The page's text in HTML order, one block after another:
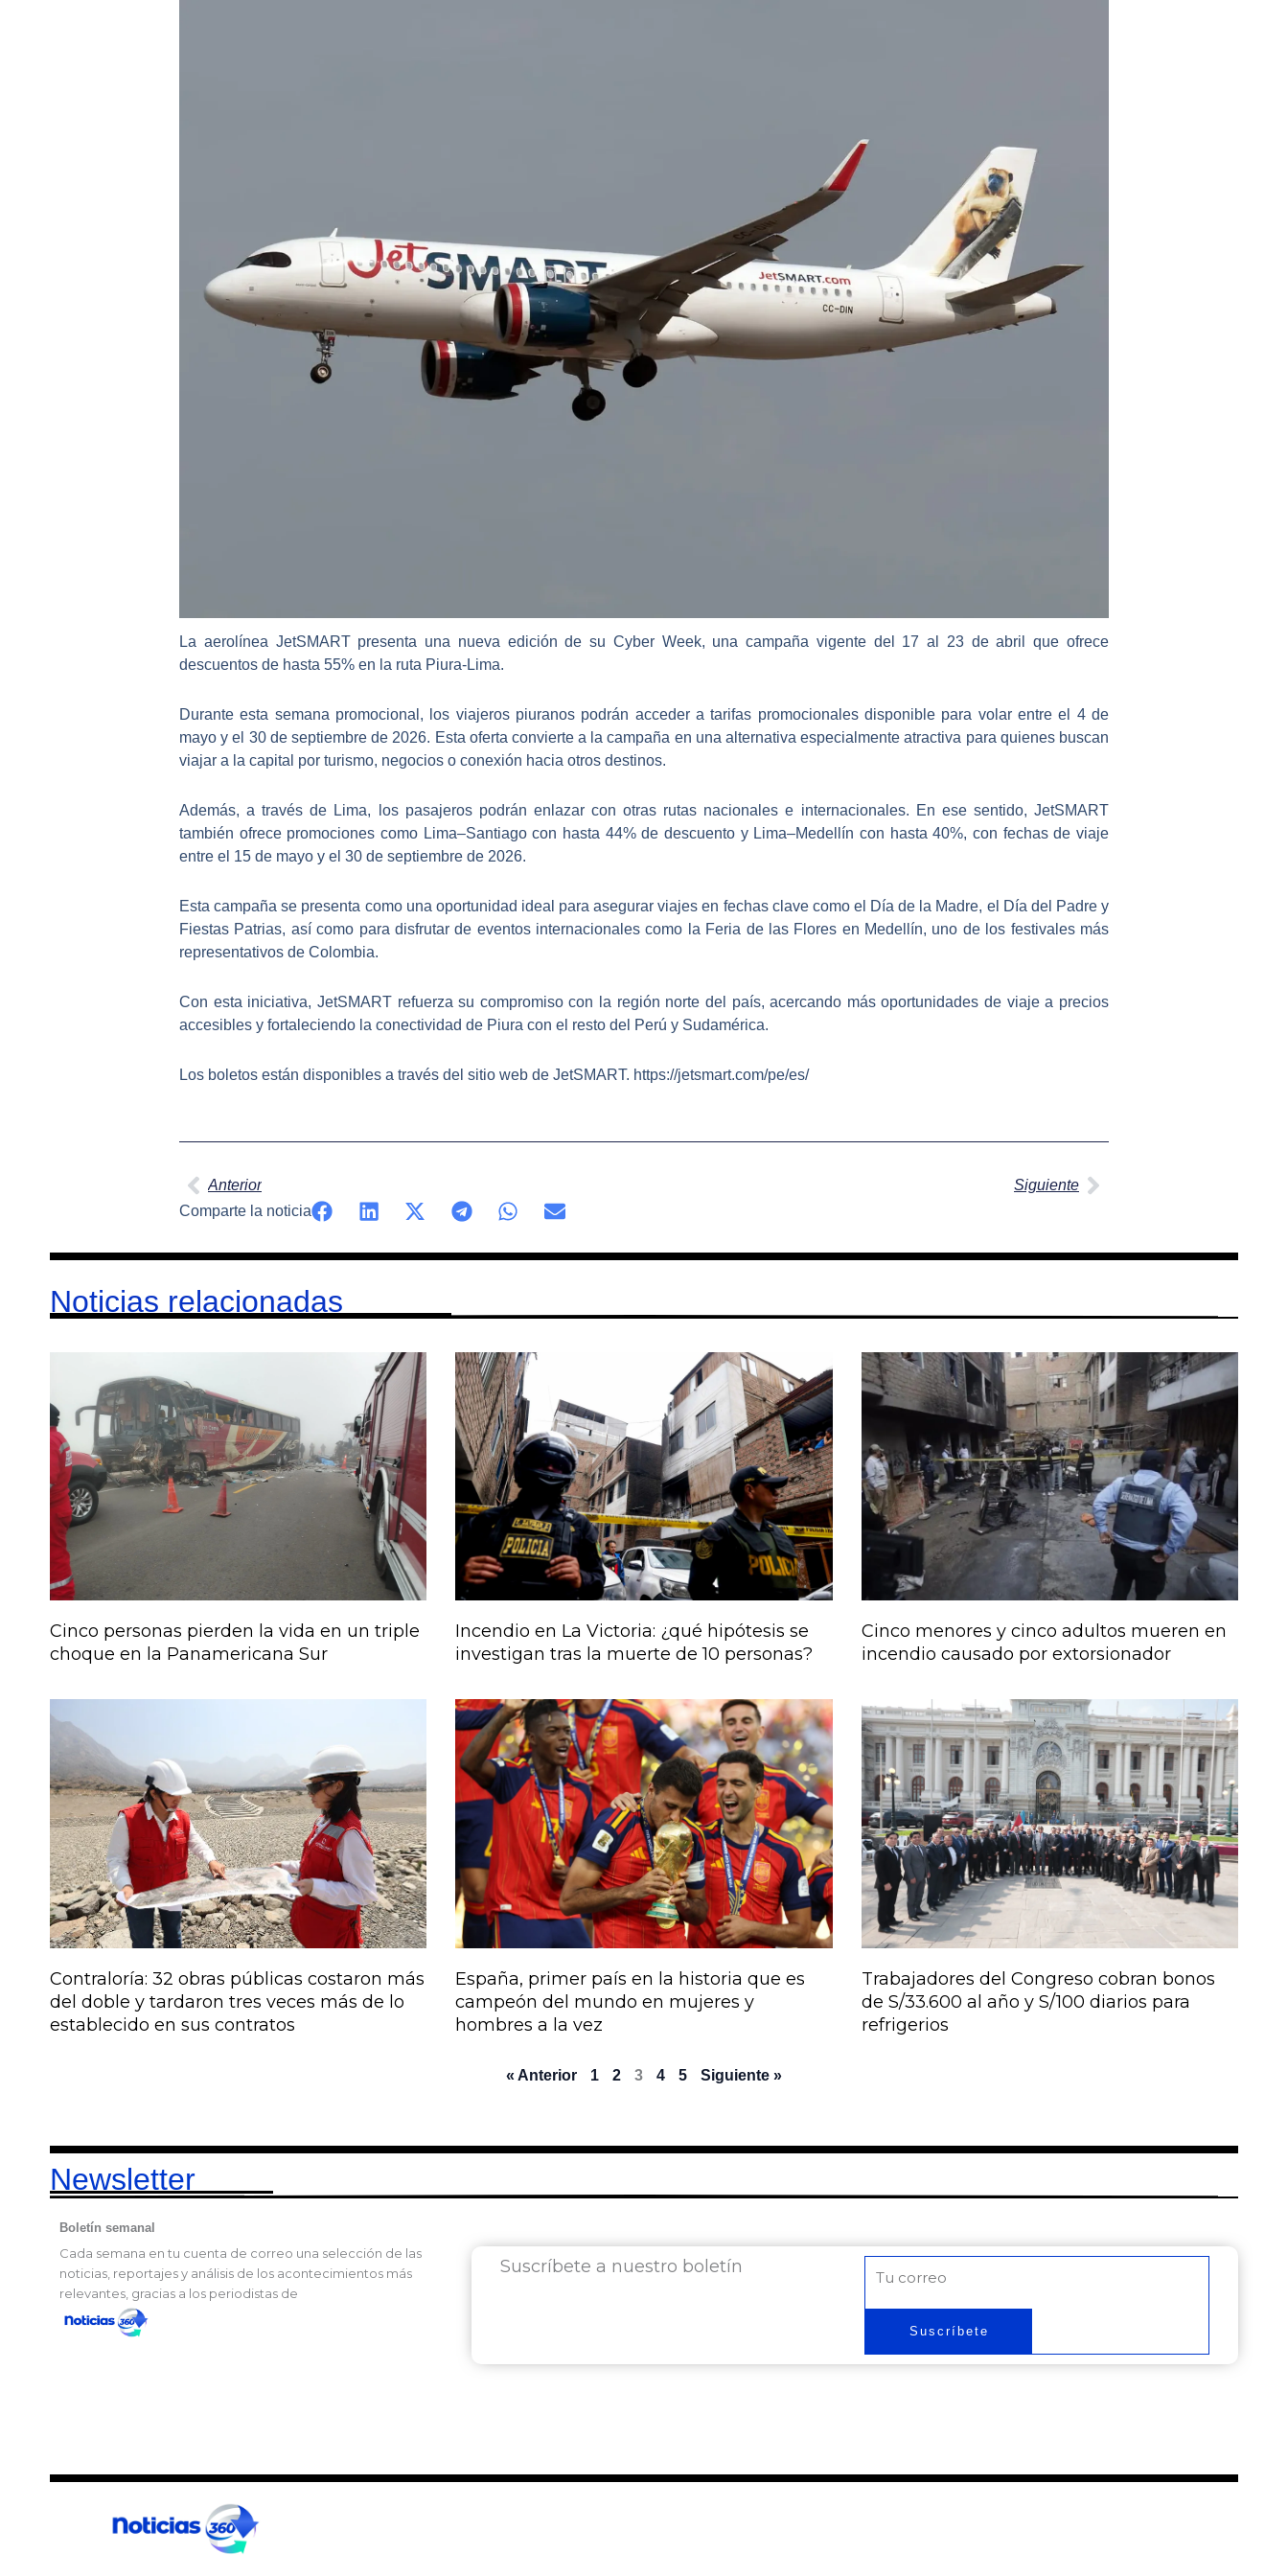
La aerolínea JetSMART presenta una nueva edición de su Cyber Week, una campaña vigente del 17 al 23 de abril que ofrece
descuentos de hasta 55% en la ruta Piura-Lima.
Durante esta semana promocional, los viajeros piuranos podrán acceder a tarifas promocionales disponible para volar entre el 4 de
mayo y el 30 de septiembre de 2026. Esta oferta convierte a la campaña en una alternativa especialmente atractiva para quienes buscan
viajar a la capital por turismo, negocios o conexión hacia otros destinos.
Además, a través de Lima, los pasajeros podrán enlazar con otras rutas nacionales e internacionales. En ese sentido, JetSMART
también ofrece promociones como Lima–Santiago con hasta 44% de descuento y Lima–Medellín con hasta 40%, con fechas de viaje
entre el 15 de mayo y el 30 de septiembre de 2026.
Esta campaña se presenta como una oportunidad ideal para asegurar viajes en fechas clave como el Día de la Madre, el Día del Padre y
Fiestas Patrias, así como para disfrutar de eventos internacionales como la Feria de las Flores en Medellín, uno de los festivales más
representativos de Colombia.
Con esta iniciativa, JetSMART refuerza su compromiso con la región norte del país, acercando más oportunidades de viaje a precios
accesibles y fortaleciendo la conectividad de Piura con el resto del Perú y Sudamérica.
Los boletos están disponibles a través del sitio web de JetSMART. https://jetsmart.com/pe/es/
Anterior Siguiente
Comparte la noticia
Noticias relacionadas
Cinco personas pierden la vida en un triple
choque en la Panamericana Sur
Incendio en La Victoria: ¿qué hipótesis se
investigan tras la muerte de 10 personas?
Cinco menores y cinco adultos mueren en
incendio causado por extorsionador
Contraloría: 32 obras públicas costaron más
del doble y tardaron tres veces más de lo
establecido en sus contratos
España, primer país en la historia que es
campeón del mundo en mujeres y
hombres a la vez
Trabajadores del Congreso cobran bonos
de S/33.600 al año y S/100 diarios para
refrigerios
« Anterior
Página
1
Página
2
Página
3
Página
4
Página
5 Siguiente »
Newsletter
Boletín semanal
Cada semana en tu cuenta de correo una selección de las
noticias, reportajes y análisis de los acontecimientos más
relevantes, gracias a los periodistas de
Suscríbete a nuestro boletín
Suscríbete